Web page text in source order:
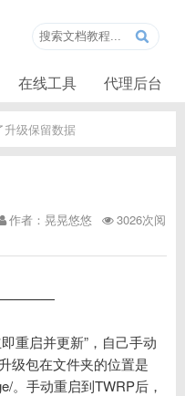
在线工具 代理后台
升级保留数据
作者：晃晃悠悠
3026次阅
重启并更新”，自己手动
级包在文件夹的位置是
。手动重启到TWRP后，